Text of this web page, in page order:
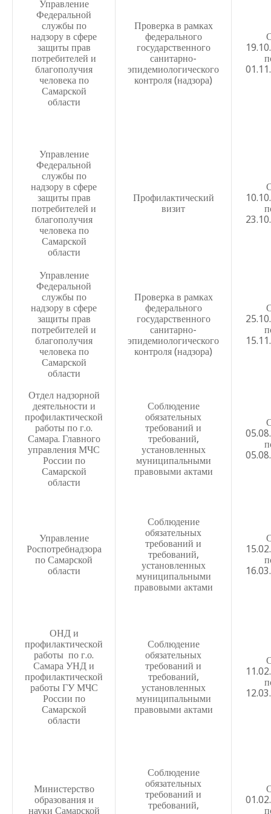
Правила приема граждан на обучение по
общего, основного общего и среднего общего
год
Положение о режиме занятий обучающихся
Положение о формах, периодичности и порядка
промежуточной аттестации обучающихся
отношений между МБОУ Школа № 29 г.о. Самара и
несовершеннолетних обучающихся
Положение об организации обучения лиц с
здоровья Школа №29 г.о. Самара
Положение о порядке обеспечения учебниками в
Положение о психолого-педагогическом консилиуме
Порядок расследования и учета несчастных случаев с
пребывания в МБОУ Школа №29 г.о. Самара
Положение о нормах профессиональной этики
Кодекс этики и служебного (антикоррупционного)
Положение об языке обучения и родном языке
Положение об организации освоения обучающимися
вне образовательный организаций.
Положение об индивидуальном проекте обучающихся
Положение о пропускном внутриобъектном режиме
Самара
Положение о сопровождении профессионального
Положение о педагогическом совете школы
Положение об общем собрании трудового коллектива
общеобразовательного учреждения Школа № 29 имени
Положение о школьном сайте
Положение о школьной библиотеке
Положение о методическом совете
Положение о методическом объединении учителей
Положение об организации питания учащихся в
общеобразовательного учреждения Школа № 29 имени
пожарной охраны УВД Самарской области Карпова
Положение о внедрении и использовании
Управление
Федеральной
службы по
надзору в сфере
защиты прав
потребителей и
благополучия
человека по
Самарской
области
Проверка в рамках
федерального
государственного
санитарно-
эпидемиологического
контроля (надзора)
Управление
Федеральной
службы по
надзору в сфере
защиты прав
потребителей и
благополучия
человека по
Самарской
области
Профилактический
визит
Управление
Федеральной
службы по
надзору в сфере
защиты прав
потребителей и
благополучия
человека по
Самарской
области
Проверка в рамках
федерального
государственного
санитарно-
эпидемиологического
контроля (надзора)
Отдел надзорной
деятельности и
профилактической
работы по г.о.
Самара. Главного
управления МЧС
России по
Самарской
области
Соблюдение
обязательных
требований и
требований,
установленных
муниципальными
правовыми актами
Управление
Роспотребнадзора
по Самарской
области
Соблюдение
обязательных
требований и
требований,
установленных
муниципальными
правовыми актами
ОНД и
профилактической
работы по г.о.
Самара УНД и
профилактической
работы ГУ МЧС
России по
Самарской
области
Соблюдение
обязательных
требований и
требований,
установленных
муниципальными
правовыми актами
Министерство
образования и
науки Самарской
Соблюдение
обязательных
требований и
требований,